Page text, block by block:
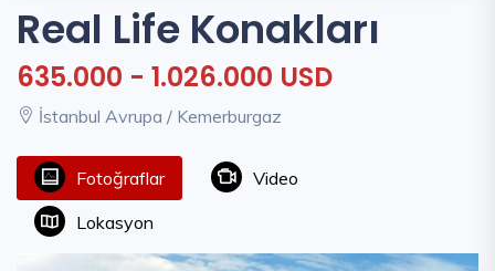
Real Life Konakları
635.000 - 1.026.000 USD
İstanbul Avrupa / Kemerburgaz
Fotoğraflar
Video
Lokasyon